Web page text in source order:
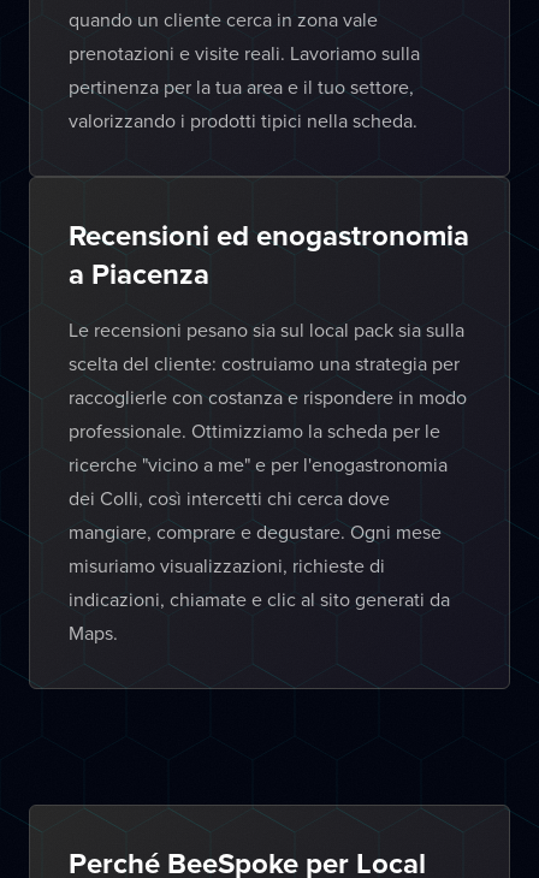
quando un cliente cerca in zona vale
prenotazioni e visite reali. Lavoriamo sulla
pertinenza per la tua area e il tuo settore,
valorizzando i prodotti tipici nella scheda.
Recensioni ed enogastronomia
a Piacenza
Le recensioni pesano sia sul local pack sia sulla
scelta del cliente: costruiamo una strategia per
raccoglierle con costanza e rispondere in modo
professionale. Ottimizziamo la scheda per le
ricerche "vicino a me" e per l'enogastronomia
dei Colli, così intercetti chi cerca dove
mangiare, comprare e degustare. Ogni mese
misuriamo visualizzazioni, richieste di
indicazioni, chiamate e clic al sito generati da
Maps.
Perché BeeSpoke per Local